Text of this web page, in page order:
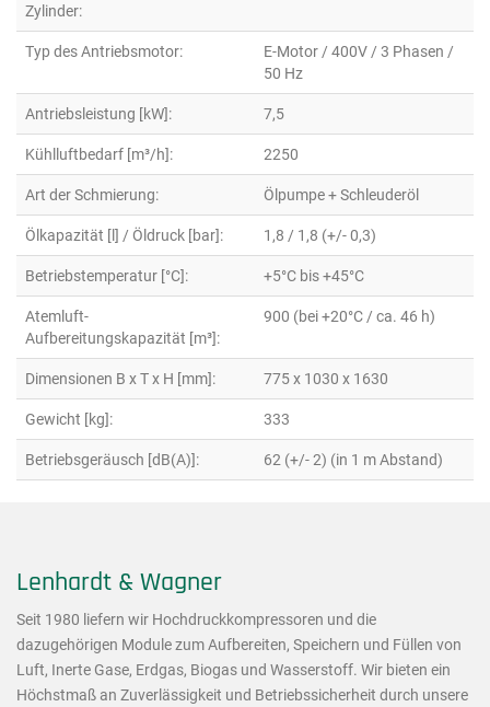
Zylinder:
Typ des Antriebsmotor:
E-Motor / 400V / 3 Phasen /
50 Hz
Antriebsleistung [kW]: 7,5
Kühlluftbedarf [m³/h]: 2250
Art der Schmierung: Ölpumpe + Schleuderöl
Ölkapazität [l] / Öldruck [bar]: 1,8 / 1,8 (+/- 0,3)
Betriebstemperatur [°C]: +5°C bis +45°C
Atemluft-
Aufbereitungskapazität [m³]:
900 (bei +20°C / ca. 46 h)
Dimensionen B x T x H [mm]: 775 x 1030 x 1630
Gewicht [kg]: 333
Betriebsgeräusch [dB(A)]: 62 (+/- 2) (in 1 m Abstand)
Lenhardt & Wagner
Seit 1980 liefern wir Hochdruckkompressoren und die
dazugehörigen Module zum Aufbereiten, Speichern und Füllen von
Luft, Inerte Gase, Erdgas, Biogas und Wasserstoff. Wir bieten ein
Höchstmaß an Zuverlässigkeit und Betriebssicherheit durch unsere